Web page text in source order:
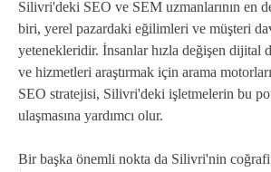
Silivri'deki SEO ve SEM uzmanlarının en
biri, yerel pazardaki eğilimleri ve müşteri
yetenekleridir. İnsanlar hızla değişen dijital
ve hizmetleri araştırmak için arama
SEO stratejisi, Silivri'deki işletmelerin bu
ulaşmasına yardımcı olur.
Bir başka önemli nokta da Silivri'nin